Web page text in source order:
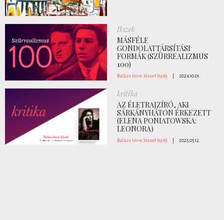
Ikszek
MÁSFÉLE
GONDOLATTÁRSÍTÁSI
FORMÁK (SZÜRREALIZMUS
100)
Balázs Imre József (1976) 2024.10.01.
kritika
AZ ÉLETRAJZÍRÓ, AKI
SÁRKÁNYHÁTON ÉRKEZETT
(ELENA PONIATOWSKA:
LEONORA)
Balázs Imre József (1976) 2025.05.12.